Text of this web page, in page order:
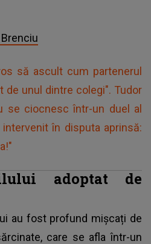
să ascult cum partenerul
de unul dintre colegi". Tudor
se ciocnesc într-un duel al
în disputa aprinsă:
adoptat de
au fost profund mișcați de
care se afla într-un